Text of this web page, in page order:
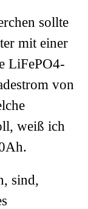
sollte
mit einer
LiFePO4-
von
weiß ich
sind,